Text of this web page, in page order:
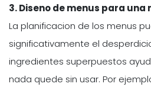
3. Diseno de menus para
La planificacion de los menus
significativamente el
ingredientes superpuestos
nada quede sin usar. Por